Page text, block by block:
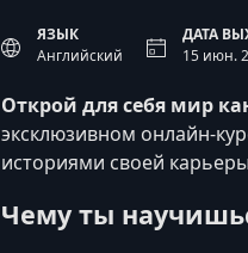
ЯЗЫК
Английский
ДАТА
15 июн.
Открой для себя мир
эксклюзивном
историями своей
Чему ты